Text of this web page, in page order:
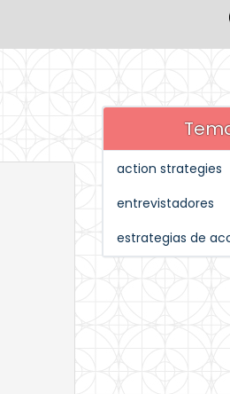
action strategies
entrevistadores
estrategias de